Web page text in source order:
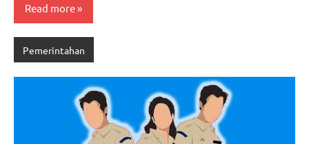
Read more
Pemerintahan